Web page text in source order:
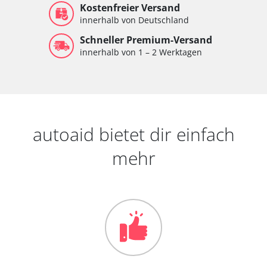
Kostenfreier Versand
innerhalb von Deutschland
Schneller Premium-Versand
innerhalb von 1 – 2 Werktagen
autoaid bietet dir einfach
mehr